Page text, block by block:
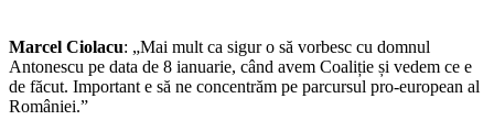
Marcel Ciolacu: „Mai mult ca sigur o să vorbesc cu domnul
Antonescu pe data de 8 ianuarie, când avem Coaliție și vedem ce e
de făcut. Important e să ne concentrăm pe parcursul pro-european al
României.”